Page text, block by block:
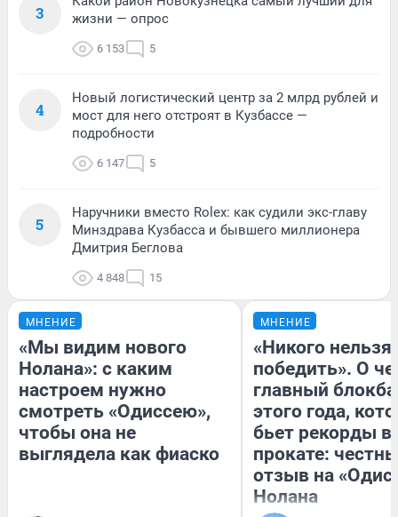
3
жизни — опрос
6 153 5
4
Новый логистический центр за 2 млрд рублей и
мост для него отстроят в Кузбассе —
подробности
6 147 5
5
Наручники вместо Rolex: как судили экс-главу
Минздрава Кузбасса и бывшего миллионера
Дмитрия Беглова
4 848 15
МНЕНИЕ
«Мы видим нового
Нолана»: с каким
настроем нужно
смотреть «Одиссею»,
чтобы она не
выглядела как фиаско
МНЕНИЕ
«Никого нельзя
победить». О
главный
этого года,
бьет рекорды в
прокате:
отзыв на
Нолана